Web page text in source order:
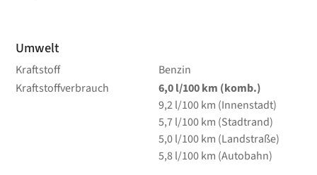
Umwelt
Kraftstoff
Benzin
Kraftstoffverbrauch
6,0l/100 km (komb.)
9,2l/100 km (Innenstadt)
5,7l/100 km (Stadtrand)
5,0l/100 km (Landstraße)
5,8l/100 km (Autobahn)